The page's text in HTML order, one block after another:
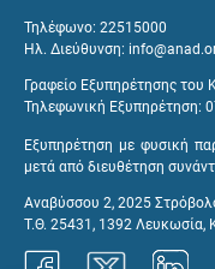
Τηλέφωνο: 22515000
Ηλ. Διεύθυνση:
Γραφείο Εξυπηρέτησης του
Τηλεφωνική Εξυπηρέτηση:
Εξυπηρέτηση με φυσική
μετά από διευθέτηση
Αναβύσσου 2, 2025
Τ.Θ. 25431, 1392 Λευκωσία,